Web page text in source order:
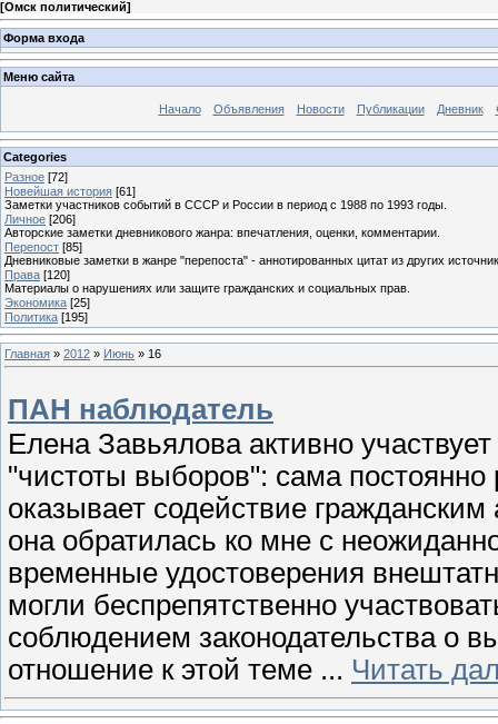
[Омск политический]
Форма входа
Меню сайта
Начало Объявления Новости Публикации Дневник
Categories
Разное [72]
Новейшая история [61]
Заметки участников событий в СССР и России в период с 1988 по 1993 годы.
Личное [206]
Авторские заметки дневникового жанра: впечатления, оценки, комментарии.
Перепост [85]
Дневниковые заметки в жанре "перепоста" - аннотированных цитат из других
Права [120]
Материалы о нарушениях или защите гражданских и социальных прав.
Экономика [25]
Политика [195]
Главная » 2012 » Июнь » 16
ПАН наблюдатель
Елена Завьялова активно
"чистоты выборов": сама
оказывает содействие
она обратилась ко мне с
временные удостоверения
могли беспрепятственно
соблюдением законодательства о
отношение к этой теме ... Читать